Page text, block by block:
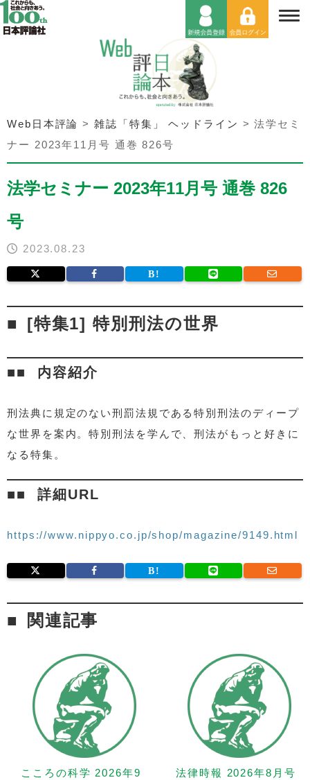
Web日本評論 >雑誌「特集」 ヘッドライン >法学セミ
ナー 2023年11月号 通巻 826号
法学セミナー 2023年11月号 通巻 826
号
2023.08.23
[特集1] 特別刑法の世界
内容紹介
刑法典に規定のない刑罰法規である特別刑法のディープ
な世界を案内。特別刑法を学んで、刑法がもっと好きに
なる特集。
詳細URL
https://www.nippyo.co.jp/shop/magazine/9149.html
関連記事
こころの科学 2026年9
法律時報 2026年8月号